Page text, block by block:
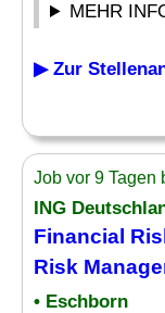
MEHR
▶ Zur
Job vor 9 Tagen
ING
Financial
Risk
• Eschborn